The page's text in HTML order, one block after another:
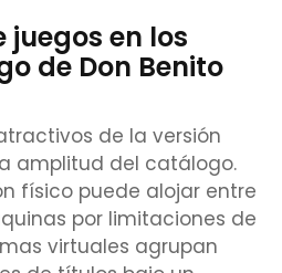
juegos en los
de Don Benito
de la versión
amplitud del catálogo.
físico puede alojar entre
por limitaciones de
virtuales agrupan